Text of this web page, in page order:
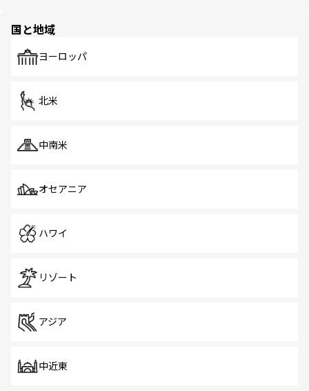
で、ホーカーズは地元の風情を楽しめる外せないスポット
国と地域
ヨーロッパ
北米
中南米
オセアニア
ハワイ
リゾート
アジア
中近東